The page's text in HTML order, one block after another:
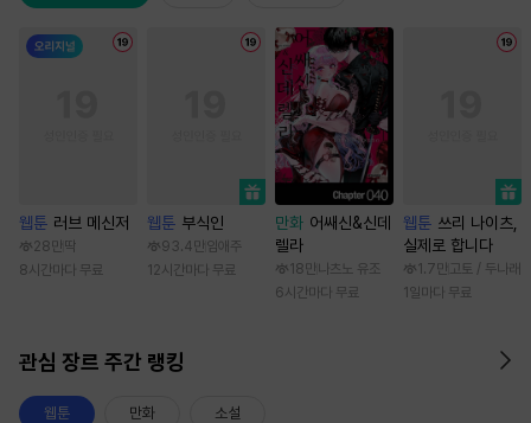
웹툰 러브 메신저
28만 딱
8시간마다 무료
웹툰 부식인
93.4만 임애주
12시간마다 무료
만화 어쌔신&신데
렐라
18만 나츠노 유조
6시간마다 무료
웹툰 쓰리 나이츠,
실제로 합니다
1.7만 고토 / 두나래
1일마다 무료
관심 장르 주간 랭킹
웹툰 만화 소설